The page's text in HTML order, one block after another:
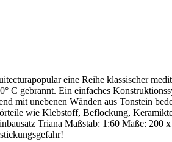
eine Reihe klassischer
C gebrannt. Ein einfaches
mit unebenen Wänden aus Tonstein
wie Klebstoff, Beflockung,
Triana Maßstab: 1:60 Maße: